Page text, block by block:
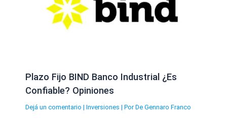
Plazo Fijo BIND Banco Industrial ¿Es
Confiable? Opiniones
Dejá un comentario | Inversiones | Por De Gennaro Franco